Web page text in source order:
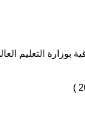
التعليم العالي(1994-